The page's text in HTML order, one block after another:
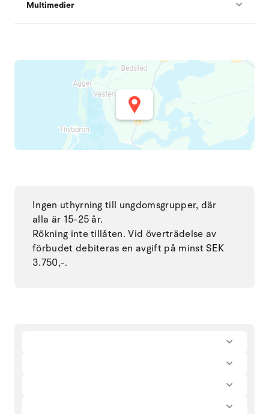
Multimedier
Ingen uthyrning till ungdomsgrupper, där
alla är 15-25 år.
Rökning inte tillåten. Vid överträdelse av
förbudet debiteras en avgift på minst SEK
3.750,-.